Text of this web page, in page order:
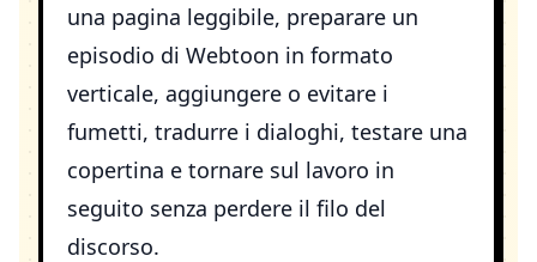
una pagina leggibile, preparare un
episodio di Webtoon in formato
verticale, aggiungere o evitare i
fumetti, tradurre i dialoghi, testare una
copertina e tornare sul lavoro in
seguito senza perdere il filo del
discorso.